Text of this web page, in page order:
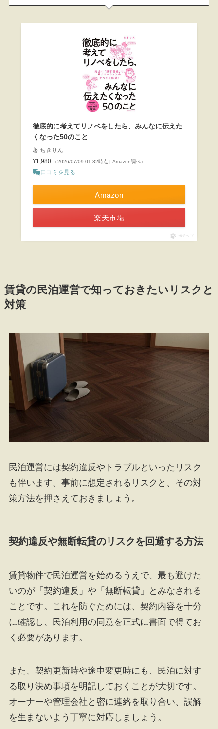
徹底的に考えてリノベをしたら、みんなに伝えた
くなった50のこと
著:ちきりん
¥1,980
（2026/07/09 01:32時点 | Amazon調べ）
口コミを見る
Amazon
楽天市場
ポチップ
賃貸の民泊運営で知っておきたいリスクと
対策
民泊運営には契約違反やトラブルといったリスク
も伴います。事前に想定されるリスクと、その対
策方法を押さえておきましょう。
契約違反や無断転貸のリスクを回避する方法
賃貸物件で民泊運営を始めるうえで、最も避けた
いのが「契約違反」や「無断転貸」とみなされる
ことです。これを防ぐためには、契約内容を十分
に確認し、民泊利用の同意を正式に書面で得てお
く必要があります。
また、契約更新時や途中変更時にも、民泊に対す
る取り決め事項を明記しておくことが大切です。
オーナーや管理会社と密に連絡を取り合い、誤解
を生まないよう丁寧に対応しましょう。